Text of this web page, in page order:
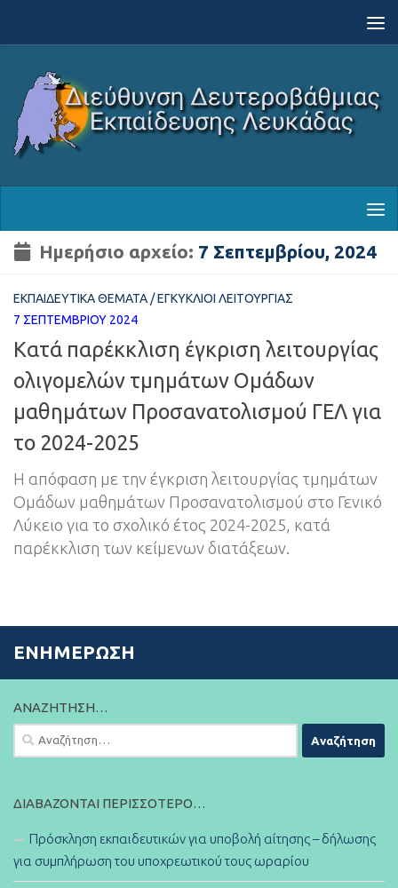
Ημερήσιο αρχείο: 7 Σεπτεμβρίου, 2024
ΕΚΠΑΙΔΕΥΤΙΚΆ ΘΈΜΑΤΑ /ΕΓΚΎΚΛΙΟΙ ΛΕΙΤΟΥΡΓΊΑΣ
7 ΣΕΠΤΕΜΒΡΊΟΥ 2024
Κατά παρέκκλιση έγκριση λειτουργίας
ολιγομελών τμημάτων Ομάδων
μαθημάτων Προσανατολισμού ΓΕΛ για
το 2024-2025
Η απόφαση με την έγκριση λειτουργίας τμημάτων
Ομάδων μαθημάτων Προσανατολισμού στο Γενικό
Λύκειο για το σχολικό έτος 2024-2025, κατά
παρέκκλιση των κείμενων διατάξεων.
ΕΝΗΜΈΡΩΣΗ
ΑΝΑΖΉΤΗΣΗ…
Αναζήτηση
για:
ΔΙΑΒΆΖΟΝΤΑΙ ΠΕΡΙΣΣΌΤΕΡΟ…
Πρόσκληση εκπαιδευτικών για υποβολή αίτησης – δήλωσης
για συμπλήρωση του υποχρεωτικού τους ωραρίου